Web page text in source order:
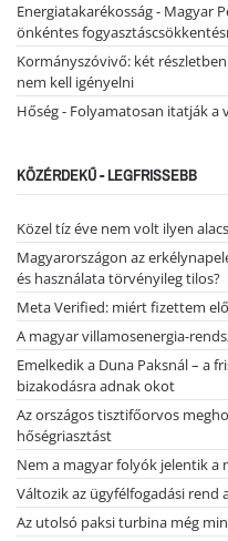
Energiatakarékosság - Magyar
önkéntes
Kormányszóvivő: két
nem kell igényelni
Hőség - Folyamatosan itatják
KÖZÉRDEKŰ - LEGFRISSEBB
Közel tíz éve nem volt ilyen
Magyarországon az
és használata törvényileg tilos?
Meta Verified: miért fizettem
A magyar villamosenergia-
Emelkedik a Duna Paksnál – a
bizakodásra adnak okot
Az országos tisztifőorvos
hőségriasztást
Nem a magyar folyók jelentik a
Változik az ügyfélfogadási rend
Az utolsó paksi turbina még